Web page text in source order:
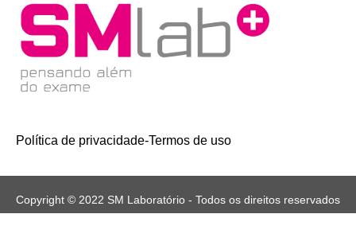
Política de privacidade-Termos de uso
Copyright © 2022 SM Laboratório - Todos os direitos reservados